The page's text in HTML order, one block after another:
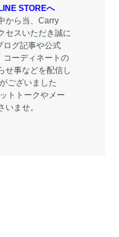
STOREへ
から当、Carry
セスいただき誠に
ログ記事や公式
コーディネートの
せ事などを配信し
ございました
トトークやメー
いませ。